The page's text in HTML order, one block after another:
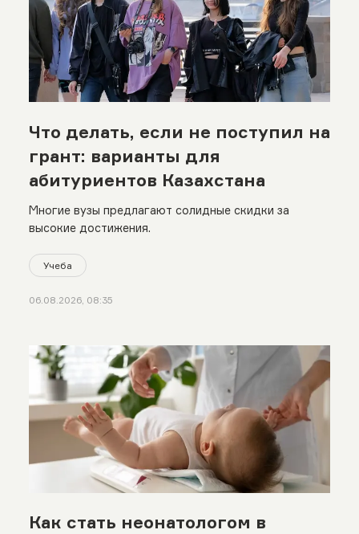
Что делать, если не поступил на
грант: варианты для
абитуриентов Казахстана
Многие вузы предлагают солидные скидки за
высокие достижения.
Учеба
06.08.2026, 08:35
Как стать неонатологом в